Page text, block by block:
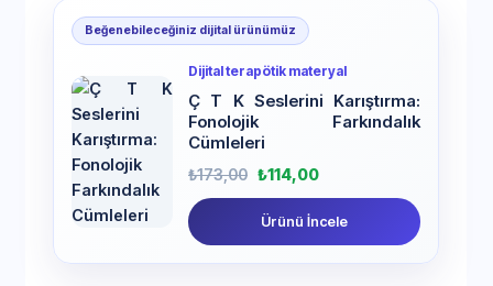
Beğenebileceğiniz dijital ürünümüz
Dijital terapötik materyal
Ç T K Seslerini Karıştırma:
Fonolojik Farkındalık
Cümleleri
₺173,00 ₺114,00
Ürünü İncele